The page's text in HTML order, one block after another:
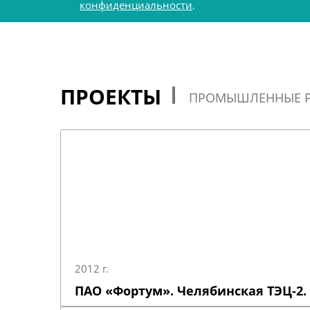
конфиденциальности.
ПРОЕКТЫ ПРОМЫШЛЕННЫЕ
2012 г.
ПАО «Фортум». Челябинская ТЭЦ-2.